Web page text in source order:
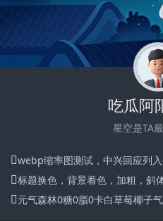
吃瓜阿
星空是TA
webp缩率图测试，中兴回应列
标题换色，背景着色，加粗，斜
元气森林0糖0脂0卡白草莓椰子